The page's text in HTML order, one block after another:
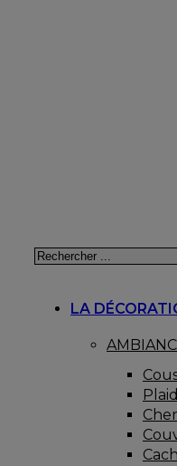
Rechercher
LA
Plaid